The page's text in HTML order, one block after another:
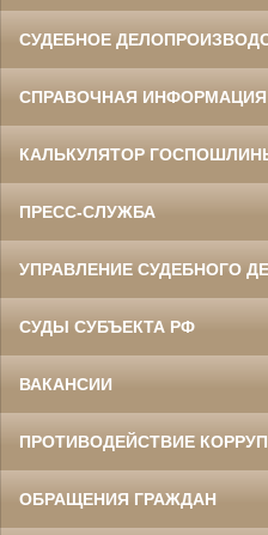
СУДЕБНОЕ
СПРАВОЧНАЯ ИНФОРМАЦИЯ
КАЛЬКУЛЯТОР
ПРЕСС-СЛУЖБА
УПРАВЛЕНИЕ СУДЕБНОГО
СУДЫ СУБЪЕКТА РФ
ВАКАНСИИ
ПРОТИВОДЕЙСТВИЕ
ОБРАЩЕНИЯ ГРАЖДАН